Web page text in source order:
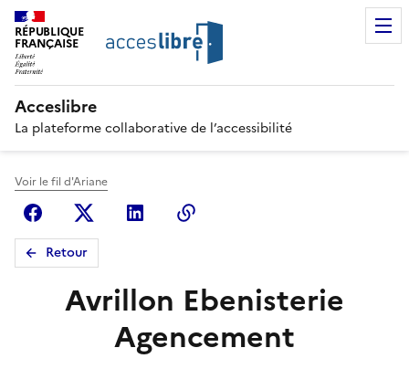
RÉPUBLIQUE
FRANÇAISE
Acceslibre
La plateforme collaborative de l’accessibilité
Voir le fil d'Ariane
FacebookX (anciennement Twitter)
Linkedin
Retour
Avrillon Ebenisterie
Agencement